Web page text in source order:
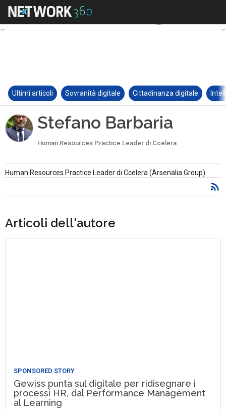
Ultimi articoli Sovranità digitale Cittadinanza digitale
Stefano Barbaria
Human Resources Practice Leader di Ccelera
Human Resources Practice Leader di Ccelera (Arsenalia Group)
Articoli dell'autore
SPONSORED STORY
Gewiss punta sul digitale per ridisegnare i
processi HR, dal Performance Management
al Learning